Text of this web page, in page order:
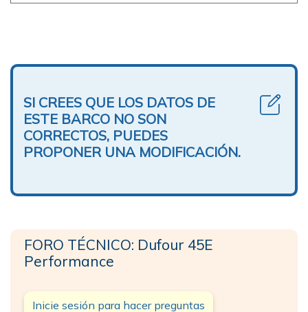
SI CREES QUE LOS DATOS DE
ESTE BARCO NO SON
CORRECTOS, PUEDES
PROPONER UNA MODIFICACIÓN.
FORO TÉCNICO: Dufour 45E
Performance
Inicie sesión para hacer preguntas